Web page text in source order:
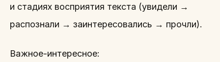
и стадиях восприятия текста (увидели →
распознали → заинтересовались → прочли).
Важное-интересное: